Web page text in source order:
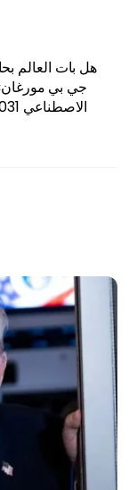
هل بات العالم
الاصطناعي 2031